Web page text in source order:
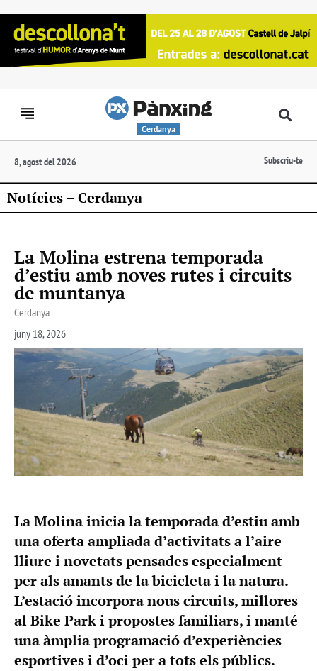
Cerdanya
8, agost del 2026 Subscriu-te
Notícies – Cerdanya
La Molina estrena temporada
d’estiu amb noves rutes i circuits
de muntanya
Cerdanya
juny 18, 2026
La Molina inicia la temporada d’estiu amb
una oferta ampliada d’activitats a l’aire
lliure i novetats pensades especialment
per als amants de la bicicleta i la natura.
L’estació incorpora nous circuits, millores
al Bike Park i propostes familiars, i manté
una àmplia programació d’experiències
esportives i d’oci per a tots els públics.